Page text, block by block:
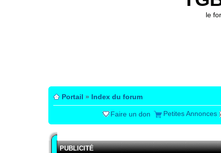
le
Portail » Index du forum
Faire un don Petites Annonces
PUBLICITÉ